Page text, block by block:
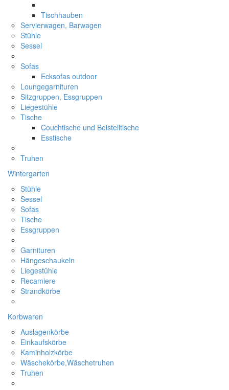
Tischhauben
Servierwagen, Barwagen
Stühle
Sessel
Sofas
Ecksofas outdoor
Loungegarnituren
Sitzgruppen, Essgruppen
Liegestühle
Tische
Couchtische und Beistelltische
Esstische
Truhen
Wintergarten
Stühle
Sessel
Sofas
Tische
Essgruppen
Garnituren
Hängeschaukeln
Liegestühle
Recamiere
Strandkörbe
Korbwaren
Auslagenkörbe
Einkaufskörbe
Kaminholzkörbe
Wäschekörbe,Wäschetruhen
Truhen